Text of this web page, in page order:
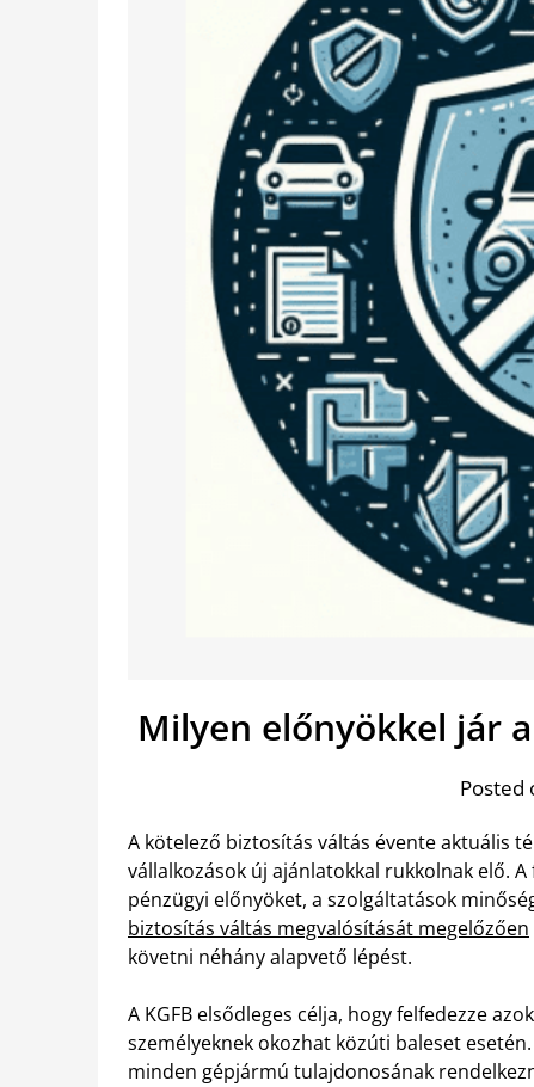
Milyen előnyökkel jár
Posted
A kötelező biztosítás váltás évente aktuális
vállalkozások új ajánlatokkal rukkolnak elő.
pénzügyi előnyöket, a szolgáltatások
biztosítás váltás megvalósítását megelőzően
követni néhány alapvető lépést.
A KGFB elsődleges célja, hogy felfedezze
személyeknek okozhat közúti baleset
minden gépjármú tulajdonosának